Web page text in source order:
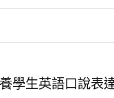
學生英語口說表